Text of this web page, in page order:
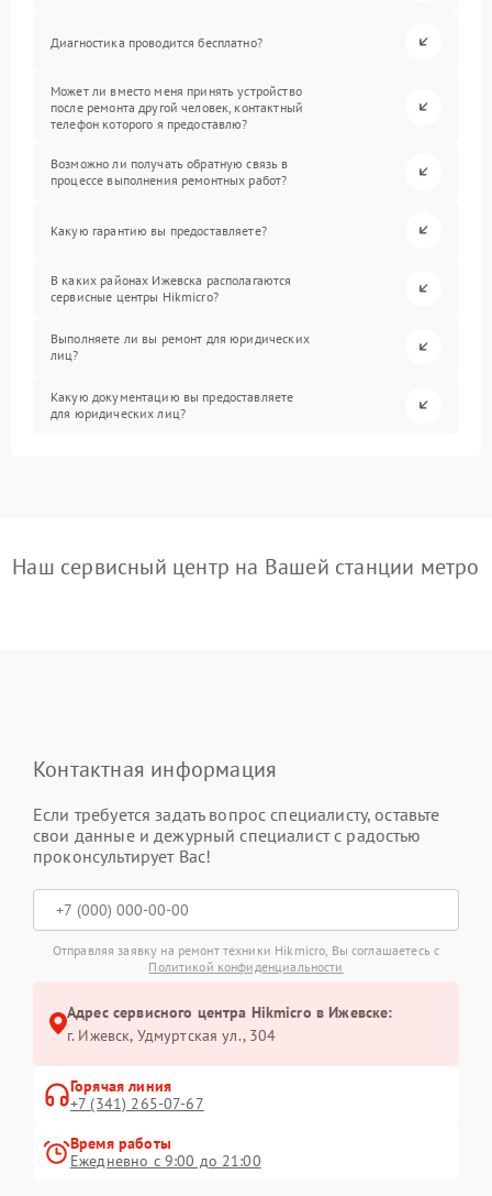
Диагностика проводится бесплатно?
Может ли вместо меня принять устройство
после ремонта другой человек, контактный
телефон которого я предоставлю?
Возможно ли получать обратную связь в
процессе выполнения ремонтных работ?
Какую гарантию вы предоставляете?
В каких районах Ижевска располагаются
сервисные центры Hikmicro?
Выполняете ли вы ремонт для юридических
лиц?
Какую документацию вы предоставляете
для юридических лиц?
Наш сервисный центр на Вашей станции метро
Контактная информация
Если требуется задать вопрос специалисту, оставьте
свои данные и дежурный специалист с радостью
проконсультирует Вас!
Отправляя заявку на ремонт техники Hikmicro, Вы соглашаетесь с
Политикой конфиденциальности
Адрес сервисного центра Hikmicro в Ижевске:
г. Ижевск, Удмуртская ул., 304
Горячая линия
+7 (341) 265-07-67
Время работы
Ежедневно с 9:00 до 21:00